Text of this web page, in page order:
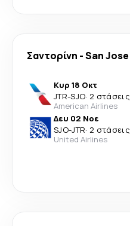
Σαντορίνη -San Jose
Κυρ 18 Οκτ
JTR-SJO· 2 στάσεις
American Airlines
Δευ 02 Νοε
SJO-JTR· 2 στάσεις
United Airlines